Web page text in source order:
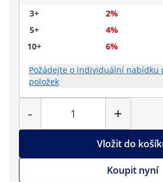
3+
2%
5+
4%
10+
6%
Požádejte o individuální nabídku
položek
-
Počet
+
Vložit do
Koupit nyní